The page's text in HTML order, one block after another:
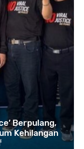
Berpulang,
Kehilangan